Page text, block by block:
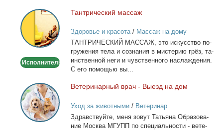
Тантрический
массаж
Исполнитель
Тан­три­че­ский мас­саж
Здоровье и красота/ Массаж на дому
ТАНТРИЧЕСКИЙ МАССАЖ, это ис­кус­ство по­
гру­же­ния те­ла и со­зна­ния в ми­сте­рию грёз, та­
ин­ствен­ной неги и чув­ствен­но­го на­сла­жде­ния.
С его по­мо­щью вы...
Ветеринарный
врач
-
Выезд
Ве­те­ри­нар­ный врач - Вы­езд на дом
Уход за животными/ Ветеринар
Здрав­ствуй­те, ме­ня зо­вут Та­тья­на Об­ра­зо­ва­
ние Москва МГУПП по спе­ци­аль­но­сти - ве­те­